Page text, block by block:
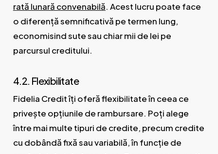
rată lunară convenabilă. Acest lucru poate face
o diferență semnificativă pe termen lung,
economisind sute sau chiar mii de lei pe
parcursul creditului.
4.2. Flexibilitate
Fidelia Credit îți oferă flexibilitate în ceea ce
privește opțiunile de rambursare. Poți alege
între mai multe tipuri de credite, precum credite
cu dobândă fixă sau variabilă, în funcție de